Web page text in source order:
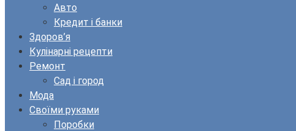
Авто
Кредит і банки
Здоров’я
Кулінарні рецепти
Ремонт
Сад і город
Мода
Своїми руками
Поробки